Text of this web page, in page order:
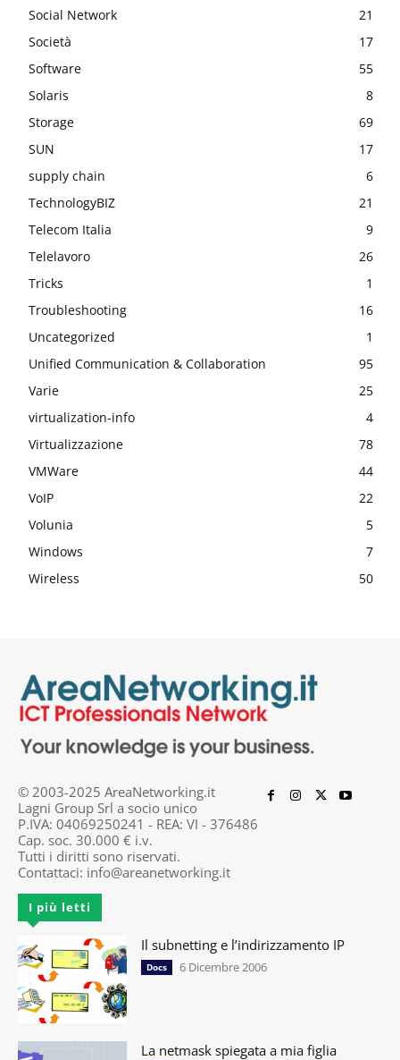
Social Network
21
Società
17
Software
55
Solaris
8
Storage
69
SUN
17
supply chain
6
TechnologyBIZ
21
Telecom Italia
9
Telelavoro
26
Tricks
1
Troubleshooting
16
Uncategorized
1
Unified Communication & Collaboration
95
Varie
25
virtualization-info
4
Virtualizzazione
78
VMWare
44
VoIP
22
Volunia
5
Windows
7
Wireless
50
© 2003-2025 AreaNetworking.it
Lagni Group Srl a socio unico
P.IVA: 04069250241 - REA: VI - 376486
Cap. soc. 30.000 € i.v.
Tutti i diritti sono riservati.
Contattaci: info@areanetworking.it
I più letti
Il subnetting e l’indirizzamento IP
Docs 6 Dicembre 2006
La netmask spiegata a mia figlia